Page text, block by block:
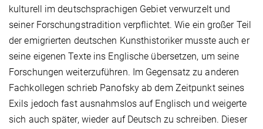
kulturell im deutschsprachigen Gebiet verwurzelt und
seiner Forschungstradition verpflichtet. Wie ein großer Teil
der emigrierten deutschen Kunsthistoriker musste auch er
seine eigenen Texte ins Englische übersetzen, um seine
Forschungen weiterzuführen. Im Gegensatz zu anderen
Fachkollegen schrieb Panofsky ab dem Zeitpunkt seines
Exils jedoch fast ausnahmslos auf Englisch und weigerte
sich auch später, wieder auf Deutsch zu schreiben. Dieser